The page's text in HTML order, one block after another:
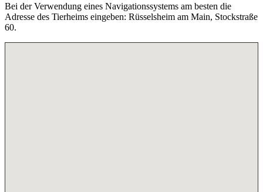
Bei der Verwendung eines Navigationssystems am besten die
Adresse des Tierheims eingeben: Rüsselsheim am Main, Stockstraße
60.